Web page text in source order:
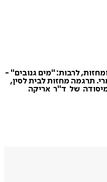
לרבות: "מים גנובים" -
תרגמה מחזות לבית לסין,
מיסודה של ד"ר אריקה